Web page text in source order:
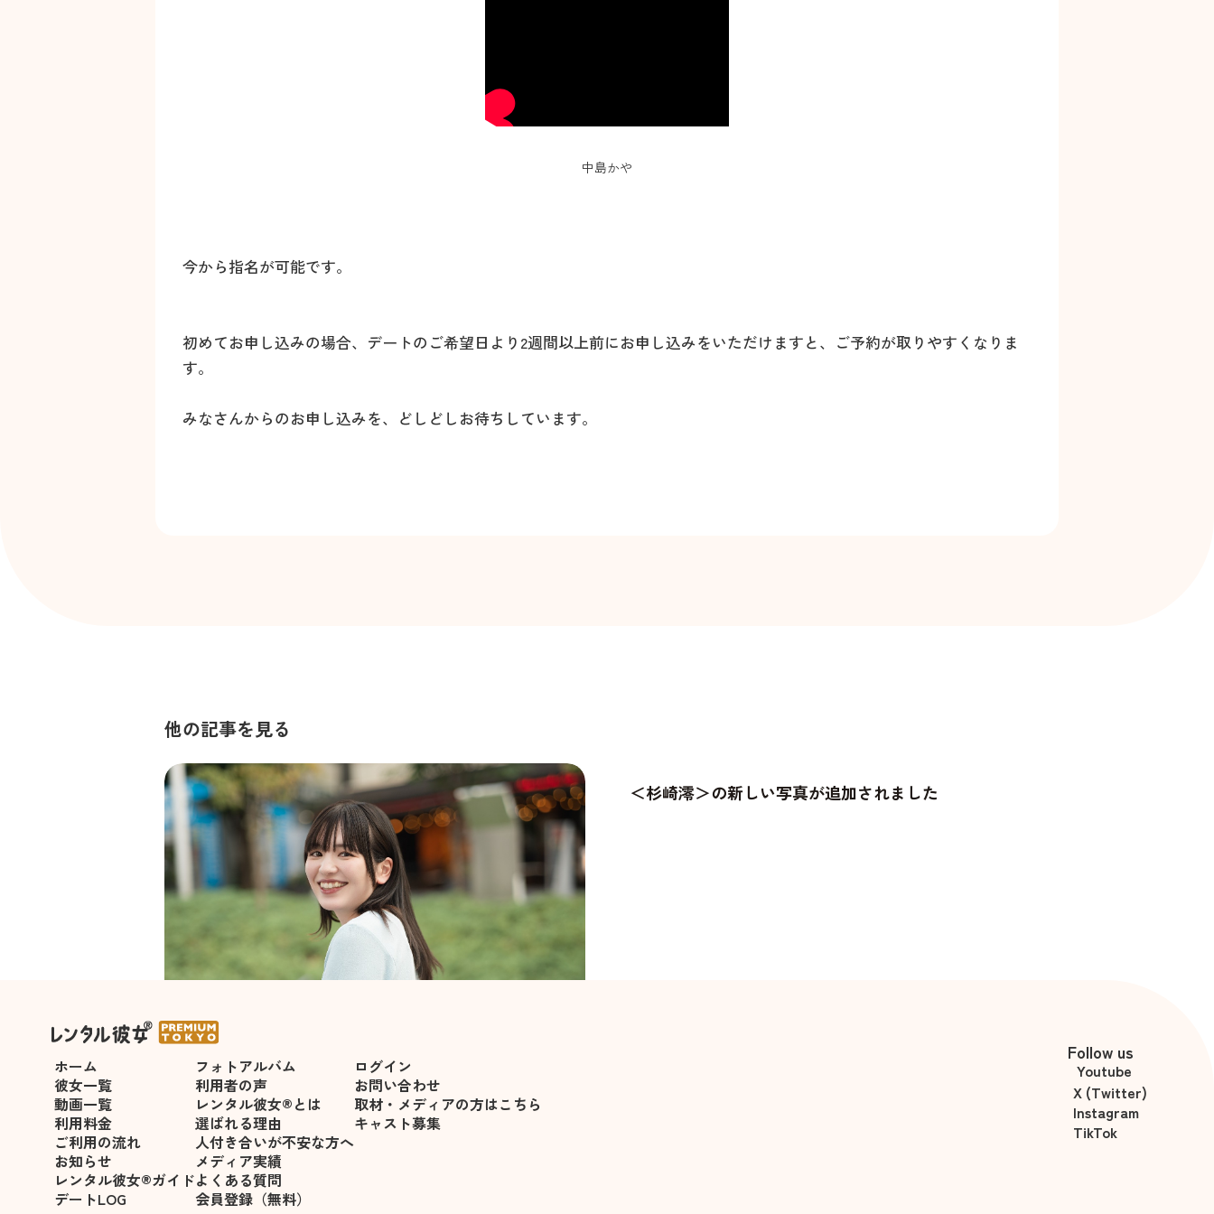
中島かや
今から指名が可能です。
初めてお申し込みの場合、デートのご希望日より2週間以上前にお申し込みをいただけますと、ご予約が取りやすくなりま
す。
みなさんからのお申し込みを、どしどしお待ちしています。
他の記事を見る
＜杉崎澪＞の新しい写真が追加されました
ホーム
彼女一覧
動画一覧
利用料金
ご利用の流れ
お知らせ
レンタル彼女®ガイド
デートLOG
フォトアルバム
利用者の声
レンタル彼女®とは
選ばれる理由
人付き合いが不安な方へ
メディア実績
よくある質問
会員登録（無料）
ログイン
お問い合わせ
取材・メディアの方はこちら
キャスト募集
Follow us
Youtube
X (Twitter)
Instagram
TikTok